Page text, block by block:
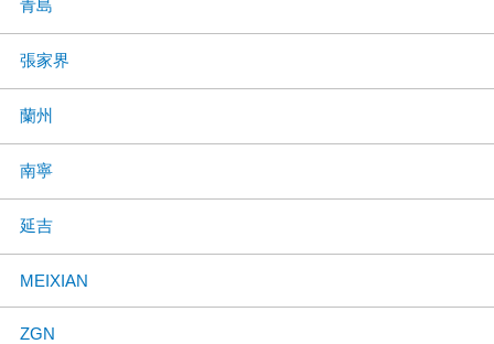
青島
張家界
蘭州
南寧
延吉
MEIXIAN
ZGN